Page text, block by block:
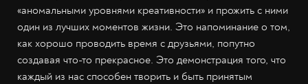
«аномальными уровнями креативности» и прожить с ними
один из лучших моментов жизни. Это напоминание о том,
как хорошо проводить время с друзьями, попутно
создавая что-то прекрасное. Это демонстрация того, что
каждый из нас способен творить и быть принятым